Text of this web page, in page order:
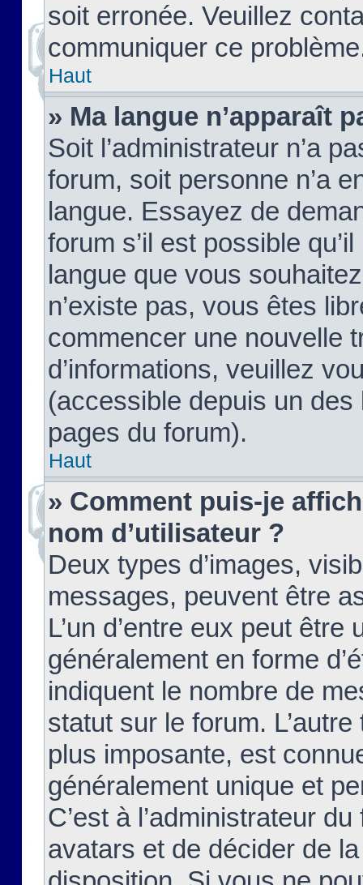
soit erronée. Veuillez
communiquer ce
Haut
» Ma langue n’apparaît
Soit l’administrateur n’a
forum, soit personne n’a
langue. Essayez de
forum s’il est possible
langue que vous
n’existe pas, vous êtes
commencer une nouvelle
d’informations, veuillez
(accessible depuis un
pages du forum).
Haut
» Comment puis-je
nom d’utilisateur ?
Deux types d’images,
messages, peuvent être
L’un d’entre eux peut
généralement en forme
indiquent le nombre de
statut sur le forum.
plus imposante, est
généralement unique et
C’est à l’administrateur
avatars et de décider de